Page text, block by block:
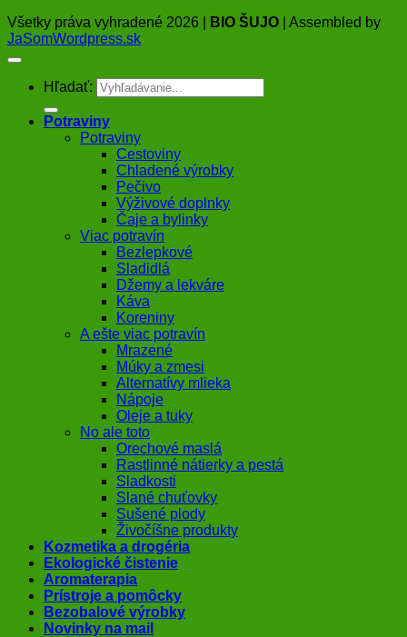
Všetky práva vyhradené 2026 |
BIO ŠUJO | Assembled by
JaSomWordpress.sk
Hľadať:
Potraviny
Potraviny
Cestoviny
Chladené výrobky
Pečivo
Výživové doplnky
Čaje a bylinky
Viac potravín
Bezlepkové
Sladidlá
Džemy a lekváre
Káva
Koreniny
A ešte viac potravín
Mrazené
Múky a zmesi
Alternatívy mlieka
Nápoje
Oleje a tuky
No ale toto
Orechové maslá
Rastlinné nátierky a pestá
Sladkosti
Slané chuťovky
Sušené plody
Živočíšne produkty
Kozmetika a drogéria
Ekologické čistenie
Aromaterapia
Prístroje a pomôcky
Bezobalové výrobky
Novinky na mail